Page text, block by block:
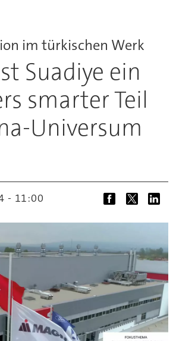
im türkischen Werk
Suadiye ein
smarter Teil
Universum
- 11:00